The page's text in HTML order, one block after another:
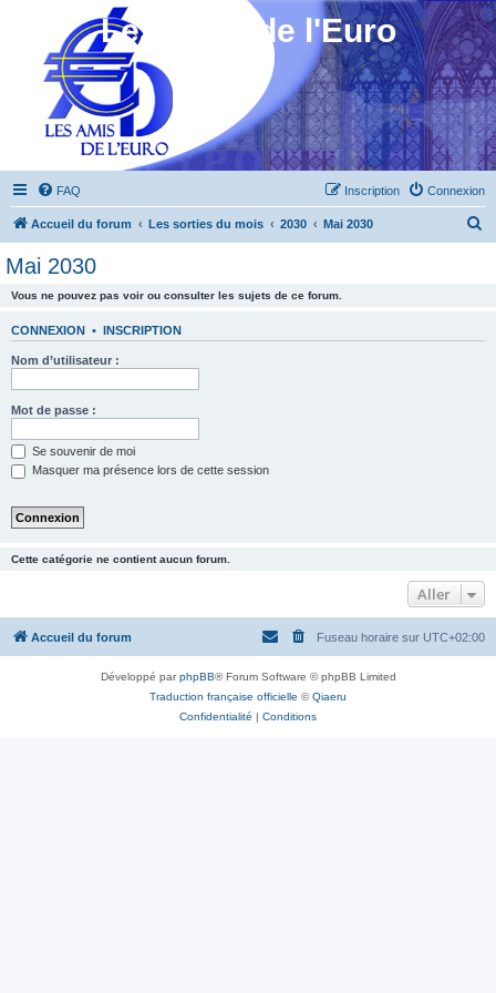
Les Amis de l'Euro
FAQ Connexion
Inscription
Accueil du forum Les sorties du mois 2030 Mai 2030
Mai 2030
Vous ne pouvez pas voir ou consulter les sujets de ce forum.
CONNEXION • INSCRIPTION
Nom d’utilisateur :
Mot de passe :
Se souvenir de moi
Masquer ma présence lors de cette session
Cette catégorie ne contient aucun forum.
Aller
Accueil du forum Fuseau horaire sur UTC+02:00
Développé parphpBB® Forum Software © phpBB Limited
Traduction française officielle ©Qiaeru
Confidentialité | Conditions